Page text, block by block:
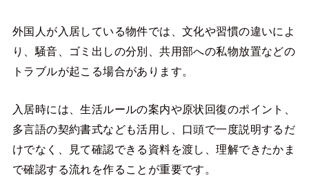
外国人が入居している物件では、文化や習慣の違いによ
り、騒音、ゴミ出しの分別、共用部への私物放置などの
トラブルが起こる場合があります。
入居時には、生活ルールの案内や原状回復のポイント、
多言語の契約書式なども活用し、口頭で一度説明するだ
けでなく、見て確認できる資料を渡し、理解できたかま
で確認する流れを作ることが重要です。